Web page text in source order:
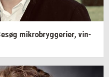
mi­kro­bryg­ge­ri­er, vin­